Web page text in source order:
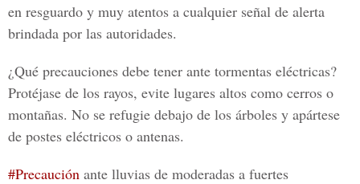
en resguardo y muy atentos a cualquier señal de alerta
brindada por las autoridades.
¿Qué precauciones debe tener ante tormentas eléctricas?
Protéjase de los rayos, evite lugares altos como cerros o
montañas. No se refugie debajo de los árboles y apártese
de postes eléctricos o antenas.
#Precaución ante lluvias de moderadas a fuertes